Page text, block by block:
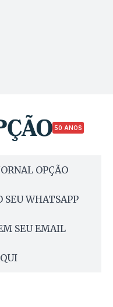
50 ANOS
OPÇÃO
SEU WHATSAPP
SEU EMAIL